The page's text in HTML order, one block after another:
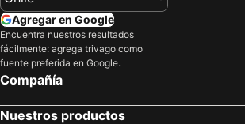
Hoteles en Colombia
Hoteles en Andalucía
Hoteles en Prefectura Tokio
Agregar en Google
Encuentra nuestros resultados
fácilmente: agrega trivago como
fuente preferida en Google.
Compañía
Nuestros productos